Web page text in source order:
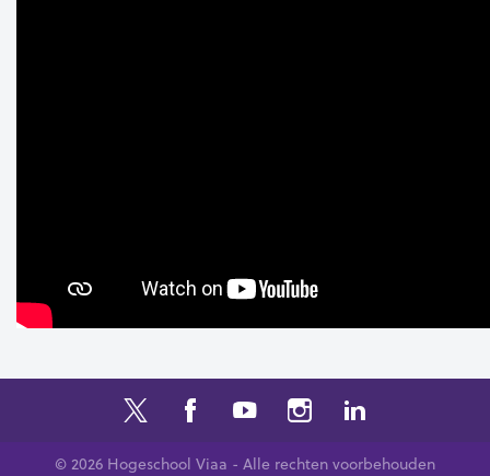
© 2026 Hogeschool Viaa - Alle rechten voorbehouden